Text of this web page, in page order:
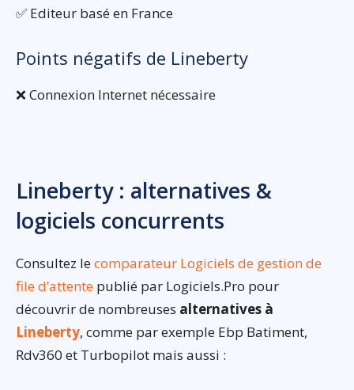
✅ Editeur basé en France
Points négatifs de Lineberty
❌ Connexion Internet nécessaire
Lineberty : alternatives &
logiciels concurrents
Consultez lecomparateur Logiciels de gestion de
file d’attente publié par Logiciels.Pro pour
découvrir de nombreuses alternatives à
Lineberty, comme par exemple Ebp Batiment,
Rdv360 et Turbopilot mais aussi :